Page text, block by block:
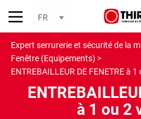
Expert serrurerie et sécurité de la
Fenêtre (Equipements) >
ENTREBAILLEUR DE FENETRE à
à 1 ou 2